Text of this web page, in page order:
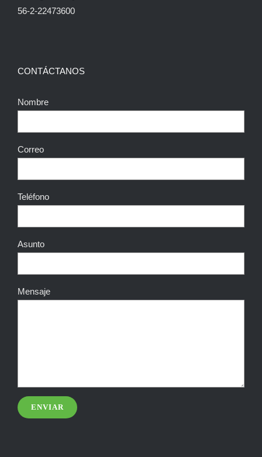
56-2-22473600
CONTÁCTANOS
Nombre
Correo
Teléfono
Asunto
Mensaje